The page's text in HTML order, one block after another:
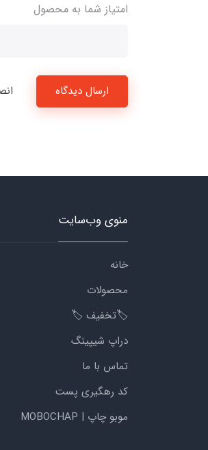
امتیاز شما به محصول
ارسال دیدگاه
منوی وب‌سایت
خانه
محصولات
🏷️تخفیف 🏷️
دراپ شیپینگ
تماس با ما
کد رهگیری پست
موبو چاپ | MOBOCHAP